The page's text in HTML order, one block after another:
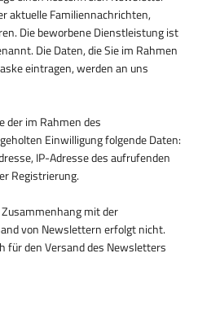
aktuelle Familiennachrichten,
Die beworbene Dienstleistung ist
Die Daten, die Sie im Rahmen
eintragen, werden an uns
der im Rahmen des
Einwilligung folgende Daten:
IP-Adresse des aufrufenden
Registrierung.
mit der
von Newslettern erfolgt nicht.
für den Versand des Newsletters